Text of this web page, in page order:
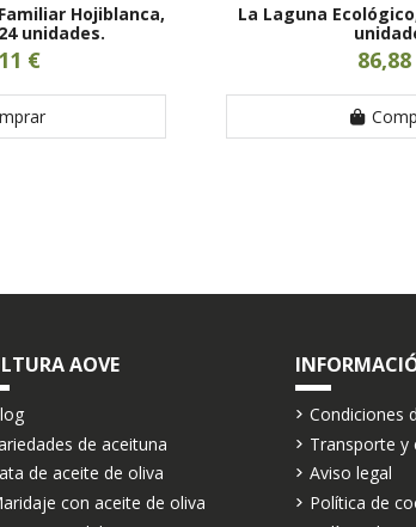
Hojiblanca,
unidades.
€
La Laguna
AOVE
de aceituna
de aceite de oliva
con aceite de oliva
Condiciones
Transporte y
Aviso legal
Política de